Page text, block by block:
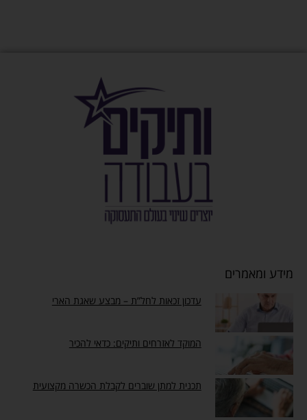
מידע ומאמרים
עדכון זכאות לחל”ת – מבצע שאגת הארי
המוקד לאזרחים ותיקים: כדאי להכיר
תכנית למתן שוברים לקבלת הכשרה מקצועית